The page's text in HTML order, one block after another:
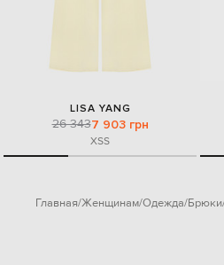
LISA YANG
26 3437 903 грн
XSS
Главная Женщинам Одежда Брюки